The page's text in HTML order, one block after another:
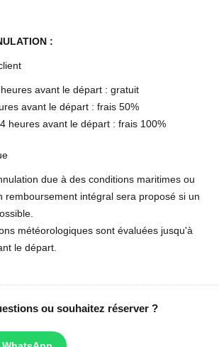
:
avant le départ : gratuit
avant le départ : frais 50%
heures avant le départ : frais 100%
due à des conditions maritimes ou
remboursement intégral sera proposé si un
météorologiques sont évaluées jusqu'à
le départ.
ou souhaitez réserver ?